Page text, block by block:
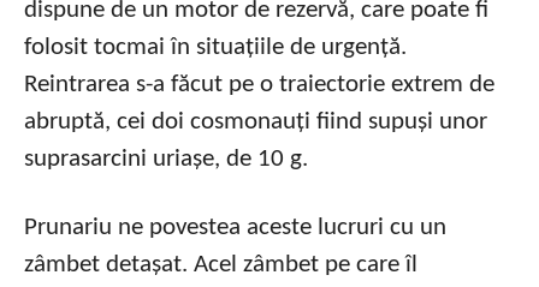
dispune de un motor de rezervă, care poate fi
folosit tocmai în situațiile de urgență.
Reintrarea s-a făcut pe o traiectorie extrem de
abruptă, cei doi cosmonauți fiind supuși unor
suprasarcini uriașe, de 10 g.
Prunariu ne povestea aceste lucruri cu un
zâmbet detașat. Acel zâmbet pe care îl